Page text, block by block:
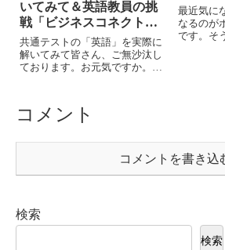
いてみて＆英語教員の挑
戦「ビジネスコネクトコ
ース」を受講する
共通テストの「英語」を実際に
解いてみて皆さん、ご無沙汰し
ております。お元気ですか。今
皮切りに徹底的な感染防止対策
をしながら、大学入試が3月まで
からセンター...
最近気に
なるのが
です。そ
コメント
コメントを書き込
検索
検索